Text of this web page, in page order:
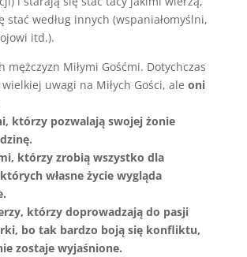
stać według innych (wspaniałomyślni,
itd.).
mężczyzn Miłymi Gośćmi. Dotychczas
uwagi na Miłych Gości, ale oni
którzy pozwalają swojej żonie
którzy zrobią wszystko dla
własne życie wygląda
którzy doprowadzają do pasji
bo tak bardzo boją się konfliktu,
zostaje wyjaśnione.